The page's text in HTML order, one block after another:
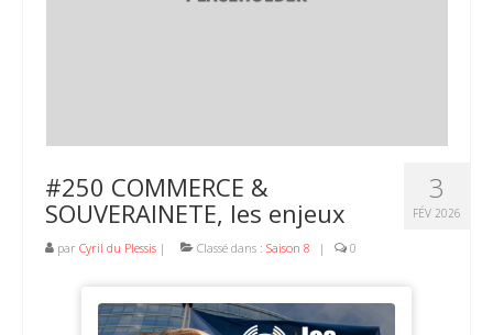
3
FÉV 2026
#250 COMMERCE &
SOUVERAINETE, les enjeux
par Cyril du Plessis | Classé dans : Saison 8 | 0